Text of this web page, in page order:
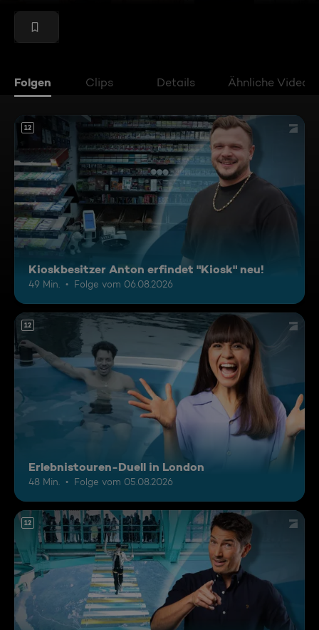
Folgen Clips Details Ähnliche Videos
12
Kioskbesitzer Anton erfindet "Kiosk" neu!
49 Min. Folge vom 06.08.2026
12
Erlebnistouren-Duell in London
48 Min. Folge vom 05.08.2026
12